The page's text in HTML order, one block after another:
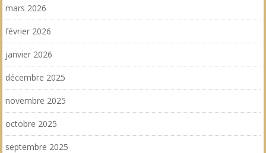
mars 2026
février 2026
janvier 2026
décembre 2025
novembre 2025
octobre 2025
septembre 2025